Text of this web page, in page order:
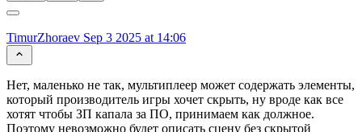
TimurZhoraev Sep 3 2025 at 14:06
Нет, маленько не так, мультиплеер может содержать элементы,
который производитель игры хочет скрыть, ну вроде как все
хотят чтобы ЗП капала за ПО, принимаем как должное.
Поэтому невозможно будет описать сцену без скрытой